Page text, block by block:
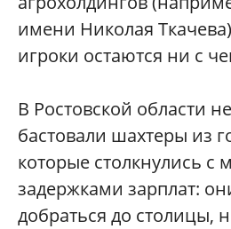
имени Николая
игроки остаются ни с
В Ростовской области
бастовали шахтеры из
которые столкнулись
задержками зарплат:
добраться до столицы,